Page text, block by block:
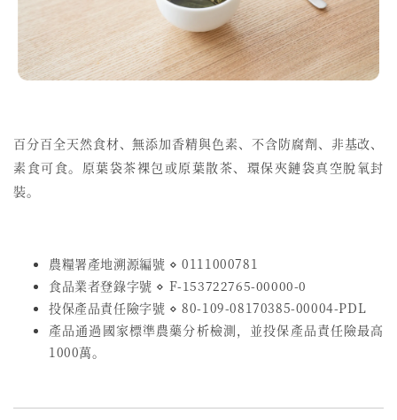
百分百全天然食材、無添加香精與色素、不含防腐劑、非基改、
素食可食。原葉袋茶裸包或原葉散茶、環保夾鏈袋真空脫氧封
裝。
農糧署產地溯源編號 ⋄ 0111000781
食品業者登錄字號 ⋄ F-153722765-00000-0
投保產品責任險字號 ⋄80-109-08170385-00004-PDL
產品通過國家標準農藥分析檢測，並投保產品責任險最高
1000萬。